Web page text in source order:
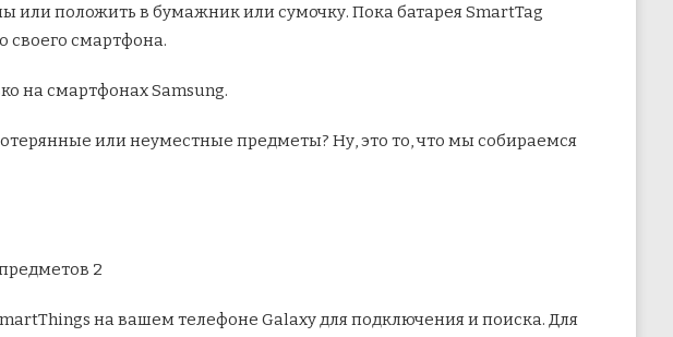
или положить в бумажник или сумочку. Пока батарея SmartTag
своего смартфона.
на смартфонах Samsung.
или неуместные предметы? Ну, это то, что мы собираемся
на вашем телефоне Galaxy для подключения и поиска. Для